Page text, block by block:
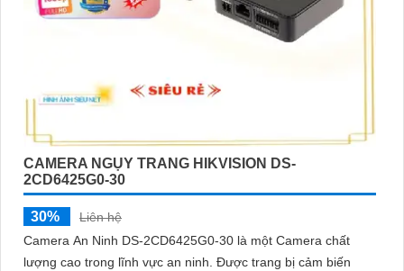
CAMERA NGỤY TRANG HIKVISION DS-
2CD6425G0-30
30%
Liên hệ
Camera An Ninh DS-2CD6425G0-30 là một Camera chất
lượng cao trong lĩnh vực an ninh. Được trang bị cảm biến